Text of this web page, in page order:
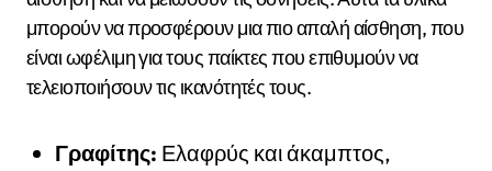
μπορούν να προσφέρουν μια πιο απαλή αίσθηση, που
είναι ωφέλιμη για τους παίκτες που επιθυμούν να
τελειοποιήσουν τις ικανότητές τους.
Γραφίτης: Ελαφρύς και άκαμπτος,